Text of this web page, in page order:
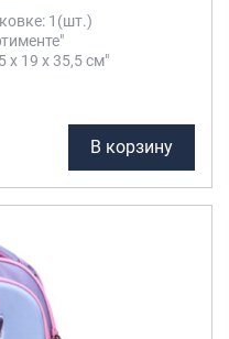
1(шт.)
19 х 35,5 см"
В корзину